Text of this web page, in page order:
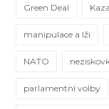
Green Deal
manipulace a lži
NATO
parlamentní volby